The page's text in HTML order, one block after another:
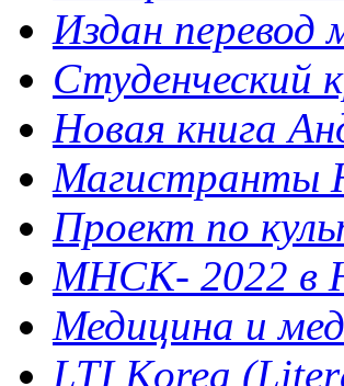
Издан
Студенческий
Новая книга
Магистранты
Проект по
МНСК- 2022 в
Медицина и
LTI Korea